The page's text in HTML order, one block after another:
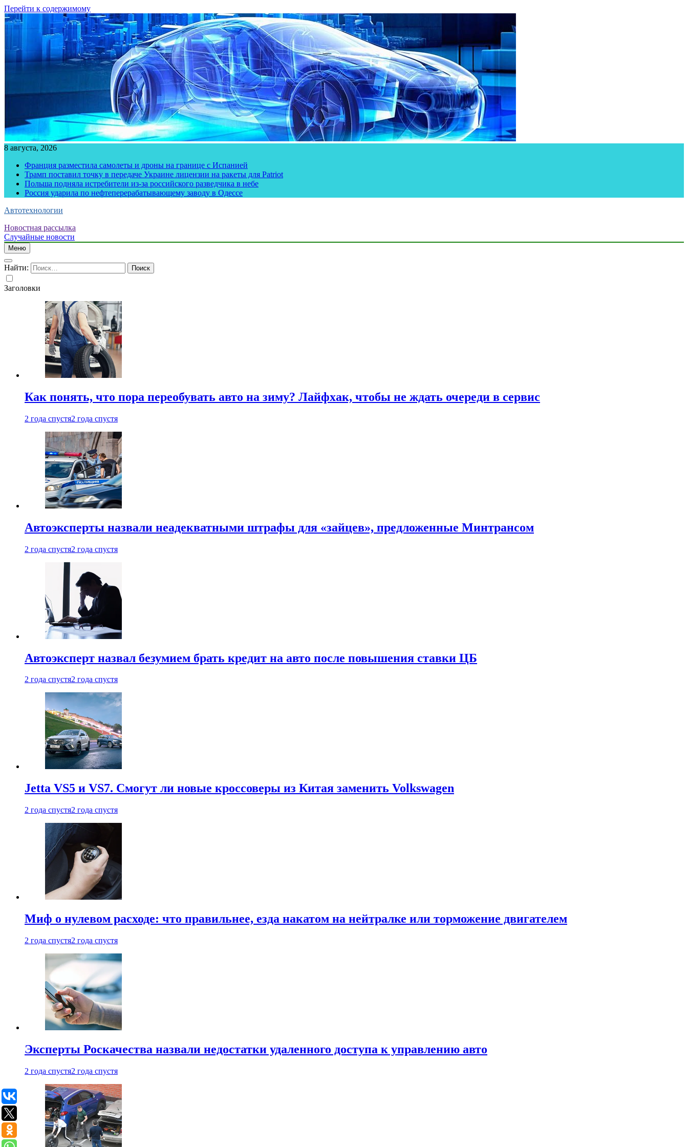
Перейти к содержимому
8 августа, 2026
Франция разместила самолеты и дроны на границе с Испанией
Трамп поставил точку в передаче Украине лицензии на ракеты для Patriot
Польша подняла истребители из-за российского разведчика в небе
Россия ударила по нефтеперерабатывающему заводу в Одессе
Автотехнологии
Новостная рассылка
Случайные новости
Меню
Найти:
Заголовки
Как понять, что пора переобувать авто на зиму? Лайфхак, чтобы не ждать очереди в сервис
2 года спустя2 года спустя
Автоэксперты назвали неадекватными штрафы для «зайцев», предложенные Минтрансом
2 года спустя2 года спустя
Автоэксперт назвал безумием брать кредит на авто после повышения ставки ЦБ
2 года спустя2 года спустя
Jetta VS5 и VS7. Смогут ли новые кроссоверы из Китая заменить Volkswagen
2 года спустя2 года спустя
Миф о нулевом расходе: что правильнее, езда накатом на нейтралке или торможение двигателем
2 года спустя2 года спустя
Эксперты Роскачества назвали недостатки удаленного доступа к управлению авто
2 года спустя2 года спустя